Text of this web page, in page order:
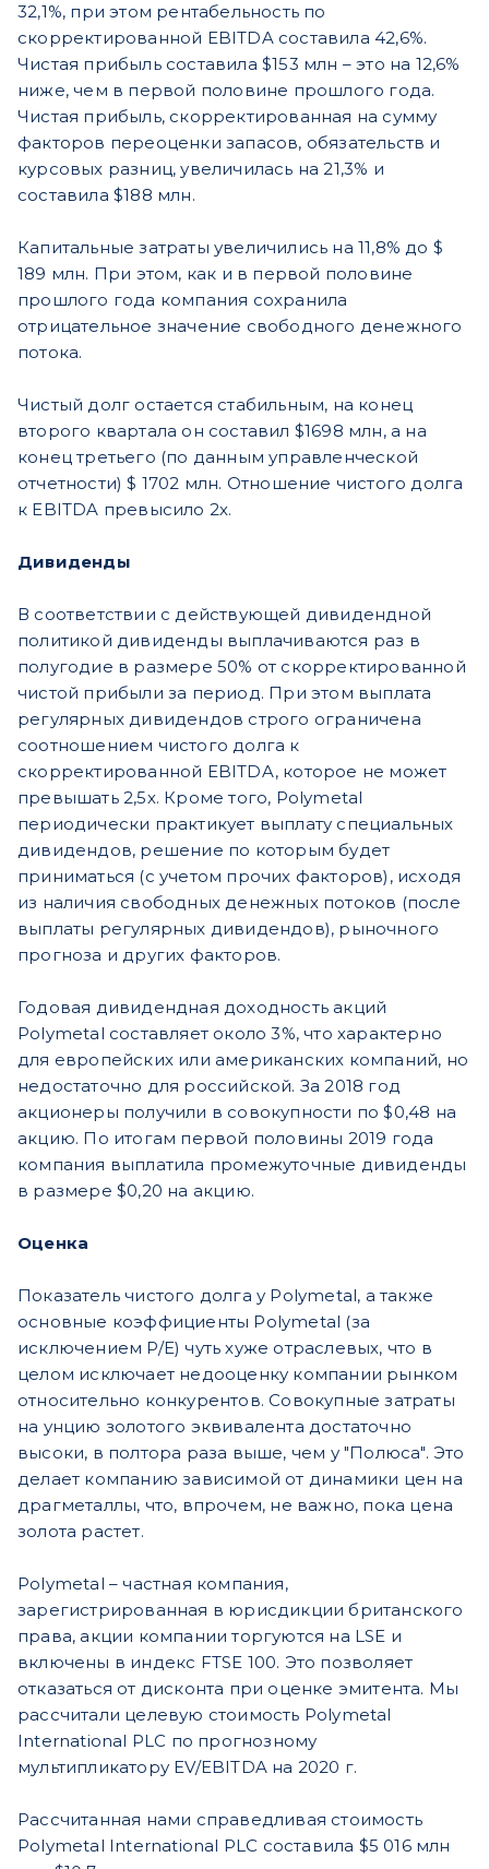
32,1%, при этом рентабельность по
скорректированной EBITDA составила 42,6%.
Чистая прибыль составила $153 млн – это на 12,6%
ниже, чем в первой половине прошлого года.
Чистая прибыль, скорректированная на сумму
факторов переоценки запасов, обязательств и
курсовых разниц, увеличилась на 21,3% и
составила $188 млн.
Капитальные затраты увеличились на 11,8% до $
189 млн. При этом, как и в первой половине
прошлого года компания сохранила
отрицательное значение свободного денежного
потока.
Чистый долг остается стабильным, на конец
второго квартала он составил $1698 млн, а на
конец третьего (по данным управленческой
отчетности) $ 1702 млн. Отношение чистого долга
к EBITDA превысило 2х.
Дивиденды
В соответствии с действующей дивидендной
политикой дивиденды выплачиваются раз в
полугодие в размере 50% от скорректированной
чистой прибыли за период. При этом выплата
регулярных дивидендов строго ограничена
соотношением чистого долга к
скорректированной EBITDA, которое не может
превышать 2,5х. Кроме того, Polymetal
периодически практикует выплату специальных
дивидендов, решение по которым будет
приниматься (с учетом прочих факторов), исходя
из наличия свободных денежных потоков (после
выплаты регулярных дивидендов), рыночного
прогноза и других факторов.
Годовая дивидендная доходность акций
Polymetal составляет около 3%, что характерно
для европейских или американских компаний, но
недостаточно для российской. За 2018 год
акционеры получили в совокупности по $0,48 на
акцию. По итогам первой половины 2019 года
компания выплатила промежуточные дивиденды
в размере $0,20 на акцию.
Оценка
Показатель чистого долга у Polymetal, а также
основные коэффициенты Polymetal (за
исключением P/E) чуть хуже отраслевых, что в
целом исключает недооценку компании рынком
относительно конкурентов. Совокупные затраты
на унцию золотого эквивалента достаточно
высоки, в полтора раза выше, чем у "Полюса". Это
делает компанию зависимой от динамики цен на
драгметаллы, что, впрочем, не важно, пока цена
золота растет.
Polymetal – частная компания,
зарегистрированная в юрисдикции британского
права, акции компании торгуются на LSE и
включены в индекс FTSE 100. Это позволяет
отказаться от дисконта при оценке эмитента. Мы
рассчитали целевую стоимость Polymetal
International PLC по прогнозному
мультипликатору EV/EBITDA на 2020 г.
Рассчитанная нами справедливая стоимость
Polymetal International PLC составила $5 016 млн